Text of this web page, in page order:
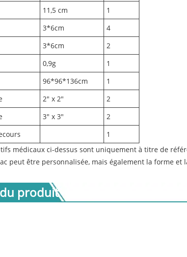
11,5 cm
1
3*6cm
4
3*6cm
2
0,9g
1
96*96*136cm
1
2" x 2"
2
3" x 3"
2
1
médicaux ci-dessus sont uniquement à titre de
peut être personnalisée, mais également la forme et
produit